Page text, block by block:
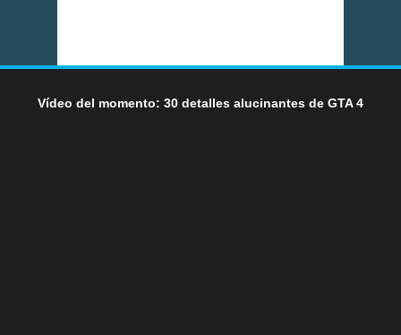
Vídeo del momento: 30 detalles alucinantes de GTA 4